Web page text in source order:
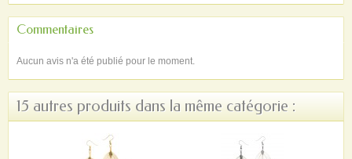
Commentaires
Aucun avis n'a été publié pour le moment.
15 autres produits dans la même catégorie :